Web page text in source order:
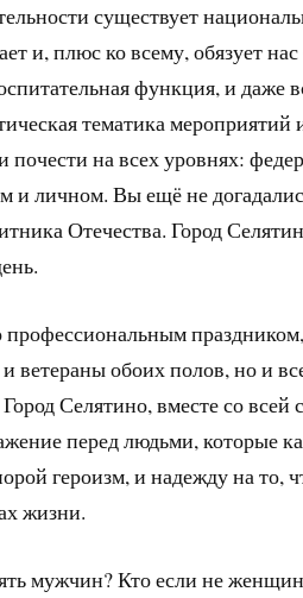
существует
и, плюс ко всему, обязует
функция, и даже
тематика
почести на всех уровнях:
и личном. Вы ещё не
Отечества. Город
профессиональным
ветераны обоих полов, но и
Селятино, вместе со всей
перед людьми, которые
героизм, и надежду на
жизни.
мужчин? Кто если не